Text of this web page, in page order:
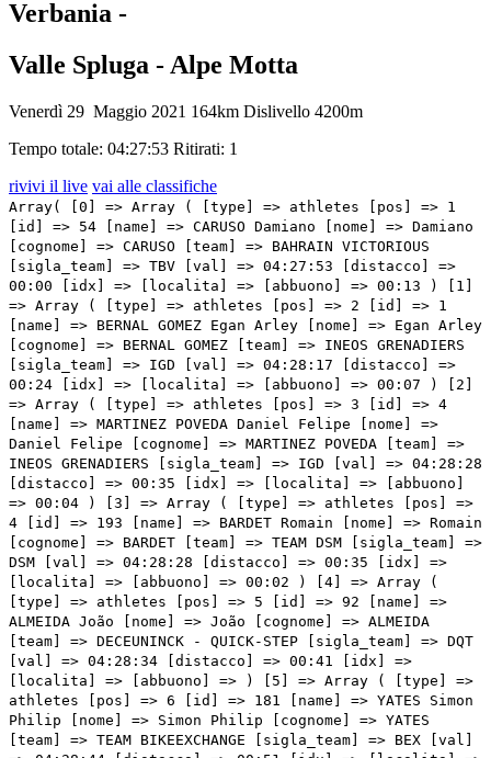
Verbania -
Valle Spluga - Alpe Motta
Venerdì 29 Maggio 2021 164km Dislivello 4200m
Tempo totale: 04:27:53 Ritirati: 1
rivivi il live vai alle classifiche
Array( [0] => Array ( [type] => athletes [pos] => 1 [id] => 54 [name] => CARUSO Damiano [nome] => Damiano [cognome] => CARUSO [team] => BAHRAIN VICTORIOUS [sigla_team] => TBV [val] => 04:27:53 [distacco] => 00:00 [idx] => [localita] => [abbuono] => 00:13 ) [1] => Array ( [type] => athletes [pos] => 2 [id] => 1 [name] => BERNAL GOMEZ Egan Arley [nome] => Egan Arley [cognome] => BERNAL GOMEZ [team] => INEOS GRENADIERS [sigla_team] => IGD [val] => 04:28:17 [distacco] => 00:24 [idx] => [localita] => [abbuono] => 00:07 ) [2] => Array ( [type] => athletes [pos] => 3 [id] => 4 [name] => MARTINEZ POVEDA Daniel Felipe [nome] => Daniel Felipe [cognome] => MARTINEZ POVEDA [team] => INEOS GRENADIERS [sigla_team] => IGD [val] => 04:28:28 [distacco] => 00:35 [idx] => [localita] => [abbuono] => 00:04 ) [3] => Array ( [type] => athletes [pos] => 4 [id] => 193 [name] => BARDET Romain [nome] => Romain [cognome] => BARDET [team] => TEAM DSM [sigla_team] => DSM [val] => 04:28:28 [distacco] => 00:35 [idx] => [localita] => [abbuono] => 00:02 ) [4] => Array ( [type] => athletes [pos] => 5 [id] => 92 [name] => ALMEIDA João [nome] => João [cognome] => ALMEIDA [team] => DECEUNINCK - QUICK-STEP [sigla_team] => DQT [val] => 04:28:34 [distacco] => 00:41 [idx] => [localita] => [abbuono] => ) [5] => Array ( [type] => athletes [pos] => 6 [id] => 181 [name] => YATES Simon Philip [nome] => Simon Philip [cognome] => YATES [team] => TEAM BIKEEXCHANGE [sigla_team] => BEX [val] => 04:28:44 [distacco] => 00:51 [idx] => [localita] => [abbuono] => ) [6] => Array ( [type] => athletes [pos] => 7 [id] => 41 [name] => VLASOV Aleksandr [nome] => Aleksandr [cognome] => VLASOV [team] => ASTANA - PREMIER TECH [sigla_team] => APT [val] => 04:29:06 [distacco] => 01:13 [idx] => [localita] => [abbuono] => ) [7] => Array ( [type] => athletes [pos] => 8 [id] => 101 [name] => CARTHY Hugh John [nome] => Hugh John [cognome] => CARTHY [team] => EF EDUCATION - NIPPO [sigla_team] => EFN [val] => 04:29:22 [distacco] => 01:29 [idx] => [localita] => [abbuono] => ) [8] => Array ( [type] => athletes [pos] => 9 [id] => 115 [name] => FORTUNATO Lorenzo [nome] => Lorenzo [cognome] => FORTUNATO [team] => EOLO-KOMETA CYCLING TEAM [sigla_team] => EOK [val] => 04:30:00 [distacco] => 02:07 [idx] => [localita] => [abbuono] => ) [9] => Array ( [type] => athletes [pos] => 10 [id] => 175 [name] => PEDRERO Antonio [nome] => Antonio [cognome] => PEDRERO [team] => MOVISTAR TEAM [sigla_team] => MOV [val] => 04:30:16 [distacco] => 02:23 [idx] => [localita] => [abbuono] => ) [10] => Array ( [type] => athletes [pos] => 11 [id] => 131 [name] => HIRT Jan [nome] => Jan [cognome] => HIRT [team] => INTERMARCHÉ - WANTY - GOBERT MATÉRIAUX [sigla_team] => IWG [val] => 04:30:16 [distacco] => 02:23 [idx] => [localita] => [abbuono] => ) [11] => Array ( [type] => athletes [pos] => 12 [id] => 155 [name] => FOSS Tobias S. [nome] => Tobias S. [cognome] => FOSS [team] => JUMBO-VISMA [sigla_team] => TJV [val] => 04:30:30 [distacco] => 02:37 [idx] => [localita] => [abbuono] => ) [12] => Array ( [type] => athletes [pos] => 13 [id] => 153 [name] => BOUWMAN Koen [nome] => Koen [cognome] => BOUWMAN [team] => JUMBO-VISMA [sigla_team] => TJV [val] => 04:30:30 [distacco] => 02:37 [idx] => [localita] => [abbuono] => ) [13] => Array ( [type] => athletes [pos] => 14 [id] => 141 [name] => MARTIN Daniel [nome] => Daniel [cognome] => MARTIN [team] => ISRAEL START-UP NATION [sigla_team] => ISN [val] => 04:31:03 [distacco] => 03:10 [idx] => [localita] => [abbuono] => ) [14] => Array ( [type] => athletes [pos] => 15 [id] => 151 [name] => BENNETT George [nome] => George [cognome] => BENNETT [team] => JUMBO-VISMA [sigla_team] => TJV [val] => 04:31:35 [distacco] => 03:42 [idx] => [localita] => [abbuono] => ) [15] => Array ( [type] => athletes [pos] => 16 [id] => 45 [name] => PRONSKIY Vadim [nome] => Vadim [cognome] => PRONSKIY [team] => ASTANA - PREMIER TECH [sigla_team] => APT [val] => 04:31:35 [distacco] => 03:42 [idx] => [localita] => [abbuono] => ) [16] => Array ( [type] => athletes [pos] => 17 [id] => 53 [name] => BILBAO LOPEZ DE ARMENTIA Pello [nome] => Pello [cognome] => BILBAO LOPEZ DE ARMENTIA [team] => BAHRAIN VICTORIOUS [sigla_team] => TBV [val] => 04:32:01 [distacco] => 04:08 [idx] => [localita] => [abbuono] => ) [17] => Array ( [type] => athletes [pos] => 18 [id] => 176 [name] => RUBIO REYES Einer Augusto [nome] => Einer Augusto [cognome] => RUBIO REYES [team] => MOVISTAR TEAM [sigla_team] => MOV [val] => 04:32:03 [distacco] => 04:10 [idx] => [localita] => [abbuono] => ) [18] => Array ( [type] => athletes [pos] => 19 [id] => 48 [name] => TEJADA CANACUE Harold Alfonso [nome] => Harold Alfonso [cognome] => TEJADA CANACUE [team] => ASTANA - PREMIER TECH [sigla_team] => APT [val] => 04:32:37 [distacco] => 04:44 [idx] => [localita] => [abbuono] => ) [19] => Array ( [type] => athletes [pos] => 20 [id] => 77 [name] => GROSSSCHARTNER Felix [nome] => Felix [cognome] => GROSSSCHARTNER [team] => BORA - HANSGROHE [sigla_team] => BOH [val] => 04:33:22 [distacco] => 05:29 [idx] => [localita] => [abbuono] => ) [20] => Array ( [type] => athletes [pos] => 21 [id] => 186 [name] => NIEVE ITURRALDE Mikel [nome] => Mikel [cognome] => NIEVE ITURRALDE [team] => TEAM BIKEEXCHANGE [sigla_team] => BEX [val] => 04:33:54 [distacco] => 06:01 [idx] => [localita] => [abbuono] => ) [21] => Array ( [type] => athletes [pos] => 22 [id] => 221 [name] => FORMOLO Davide [nome] => Davide [cognome] => FORMOLO [team] => UAE TEAM EMIRATES [sigla_team] => UAD [val] => 04:34:18 [distacco] => 06:25 [idx] => [localita] => [abbuono] => ) [22] => Array ( [type] => athletes [pos] => 23 [id] => 172 [name] => CATALDO Dario [nome] => Dario [cognome] => CATALDO [team] => MOVISTAR TEAM [sigla_team] => MOV [val] => 04:34:34 [distacco] => 06:41 [idx] => [localita] => [abbuono] => ) [23] => Array ( [type] => athletes [pos] => 24 [id] => 198 [name] => STORER Michael [nome] => Michael [cognome] => STORER [team] => TEAM DSM [sigla_team] => DSM [val] => 04:34:39 [distacco] => 06:46 [idx] => [localita] => [abbuono] => ) [24] => Array